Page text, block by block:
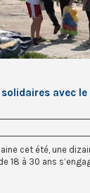
avec
cet été, une
18 à 30 ans